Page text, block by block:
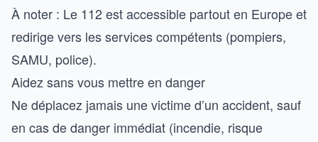
À noter : Le 112 est accessible partout en Europe et
redirige vers les services compétents (pompiers,
SAMU, police).
Aidez sans vous mettre en danger
Ne déplacez jamais une victime d’un accident, sauf
en cas de danger immédiat (incendie, risque